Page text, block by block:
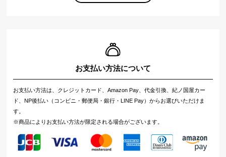
お支払い方法について
お支払い方法は、クレジットカード、Amazon Pay、代金引換、紀ノ国屋カー
ド、NP後払い（コンビニ・郵便局・銀行・LINE Pay）からお選びいただけま
す。
※商品によりお支払い方法が限定される場合がございます。